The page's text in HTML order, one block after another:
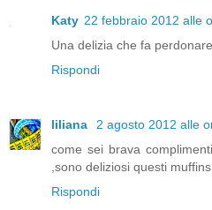
Katy 22 febbraio 2012 alle
Una delizia che fa
Rispondi
liliana
2 agosto 2012 alle
come sei brava
,sono deliziosi questi
Rispondi